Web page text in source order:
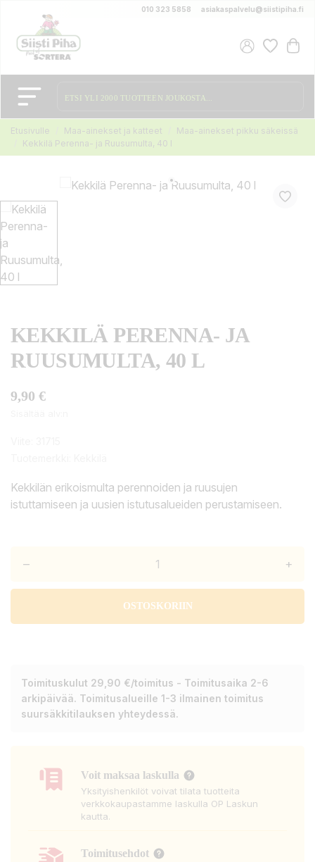
010 323 5858 asiakaspalvelu@siistipiha.fi
Etusivulle Maa-ainekset ja katteet
Maa-ainekset pikku säkeissä
Kekkilä Perenna- ja Ruusumulta, 40 l
KEKKILÄ PERENNA- JA
RUUSUMULTA, 40 L
9,90 €
Kekkilän erikoismulta perennoiden ja ruusujen
istuttamiseen ja uusien istutusalueiden perustamiseen.
– +
OSTOSKORIIN
Toimituskulut 29,90 €/toimitus - Toimitusaika 2-6
arkipäivää. Toimitusalueille 1-3 ilmainen toimitus
suursäkkitilauksen yhteydessä.
Voit maksaa laskulla
Yksityishenkilöt voivat tilata tuotteita
verkkokaupastamme laskulla OP Laskun
kautta.
Toimitusehdot